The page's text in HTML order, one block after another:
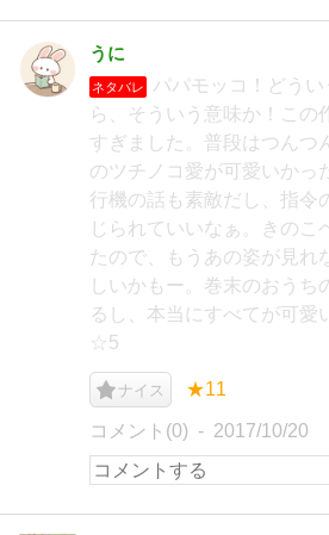
うに
ネタバレ
パパモッコ！どう
ら、そういう意味か！この
すぎました。普段はつんつ
のツチノコ愛が可愛いかっ
行機の話も素敵だし、指令
じられていいなぁ。きのこ
たので、もうあの姿が見れ
しいかもー。巻末のおうち
るし、本当にすべてが可愛
☆5
ナイス ★11
コメント(0) 2017/10/20